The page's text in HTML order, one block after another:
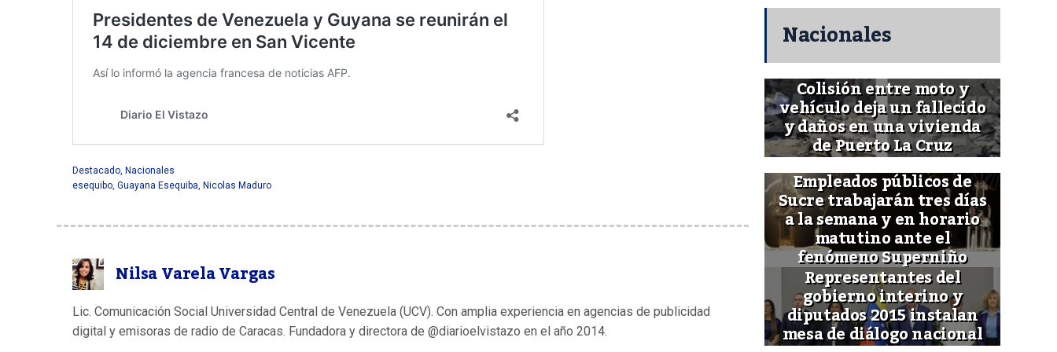
Destacado, Nacionales
esequibo, Guayana Esequiba, Nicolas Maduro
Nilsa Varela Vargas
Lic. Comunicación Social Universidad Central de Venezuela (UCV). Con amplia experiencia en agencias de publicidad
digital y emisoras de radio de Caracas. Fundadora y directora de @diarioelvistazo en el año 2014.
Nacionales
Colisión entre moto y
vehículo deja un fallecido
y daños en una vivienda
de Puerto La Cruz
Empleados públicos de
Sucre trabajarán tres días
a la semana y en horario
matutino ante el
fenómeno Superniño
Representantes del
gobierno interino y
diputados 2015 instalan
mesa de diálogo nacional